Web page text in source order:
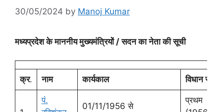
30/05/2024 by Manoj Kumar
मध्‍यप्रदेश के माननीय मुख्‍यमंत्रियों / सदन का नेता की सूची
क्र. नाम कार्यकाल विधान सभा
पं.
01/11/1956 से
प्रथम